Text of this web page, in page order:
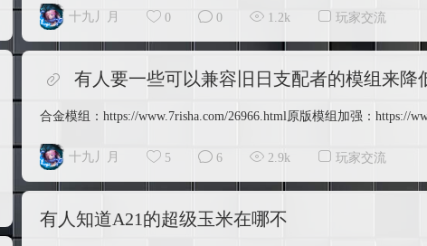
十九丿月 0 0 1.2k 玩家交流
有人要一些可以兼容旧日支配者的模组来降
合金模组：https://www.7risha.com/26966.html原版模组加强：https://
十九丿月 5 6 2.9k 玩家交流
​有人知道A21的超级玉米在哪不